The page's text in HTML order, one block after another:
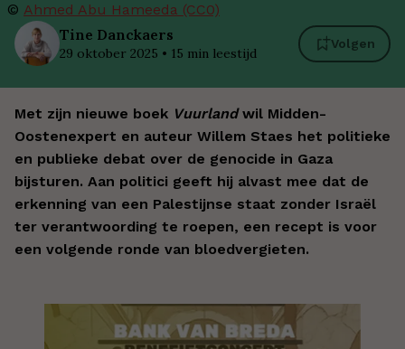
© Ahmed Abu Hameeda (CC0)
Tine Danckaers
29 oktober 2025 • 15 min leestijd
Volgen
Met zijn nieuwe boek Vuurlandwil Midden-
Oostenexpert en auteur Willem Staes het politieke
en publieke debat over de genocide in Gaza
bijsturen. Aan politici geeft hij alvast mee dat de
erkenning van een Palestijnse staat zonder Israël
ter verantwoording te roepen, een recept is voor
een volgende ronde van bloedvergieten.